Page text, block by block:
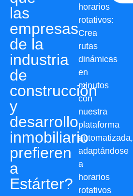
las
empresas
de la
industria
de
construcción
y
desarrollo
inmobiliario
prefieren
a
Estárter?
horarios
rotativos:
Crea
rutas
dinámicas
en
minutos
con
nuestra
plataforma
automatizada,
adaptándose
a
horarios
rotativos